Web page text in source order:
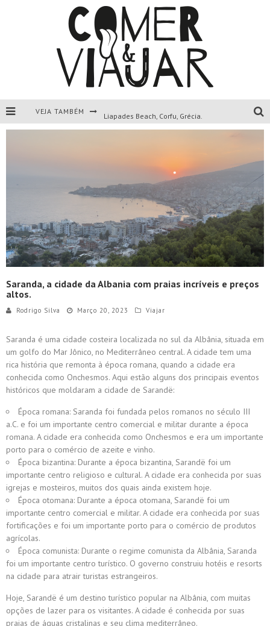
VEJA TAMBÉM
Saranda, a cidade da Albania com praias incríveis e preços
altos.
Rodrigo Silva Março 20, 2023 Viajar
Saranda é uma cidade costeira localizada no sul da Albânia, situada em
um golfo do Mar Jônico, no Mediterrâneo central. A cidade tem uma
rica história que remonta à época romana, quando a cidade era
conhecida como Onchesmos. Aqui estão alguns dos principais eventos
históricos que moldaram a cidade de Sarandë:
Época romana: Saranda foi fundada pelos romanos no século III
a.C. e foi um importante centro comercial e militar durante a época
romana. A cidade era conhecida como Onchesmos e era um importante
porto para o comércio de azeite e vinho.
Época bizantina: Durante a época bizantina, Sarandë foi um
importante centro religioso e cultural. A cidade era conhecida por suas
igrejas e mosteiros, muitos dos quais ainda existem hoje.
Época otomana: Durante a época otomana, Sarandë foi um
importante centro comercial e militar. A cidade era conhecida por suas
fortificações e foi um importante porto para o comércio de produtos
agrícolas.
Época comunista: Durante o regime comunista da Albânia, Saranda
foi um importante centro turístico. O governo construiu hotéis e resorts
na cidade para atrair turistas estrangeiros.
Hoje, Sarandë é um destino turístico popular na Albânia, com muitas
opções de lazer para os visitantes. A cidade é conhecida por suas
praias de águas cristalinas e seu clima mediterrâneo.